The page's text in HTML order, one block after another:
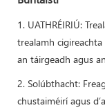
1. UATHRÉIRIÚ:
trealamh
an táirgeadh agus
2. Solúbthacht:
chustaiméirí agus